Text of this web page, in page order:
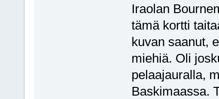
Iraolan
tämä kortti
kuvan saanut,
miehiä. Oli
pelaajauralla,
Baskimaassa.